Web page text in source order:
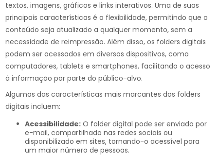
textos, imagens, gráficos e links interativos. Uma de suas
principais características é a flexibilidade, permitindo que o
conteúdo seja atualizado a qualquer momento, sem a
necessidade de reimpressão. Além disso, os folders digitais
podem ser acessados em diversos dispositivos, como
computadores, tablets e smartphones, facilitando o acesso
à informação por parte do público-alvo.
Algumas das características mais marcantes dos folders
digitais incluem:
Acessibilidade: O folder digital pode ser enviado por
e-mail, compartilhado nas redes sociais ou
disponibilizado em sites, tornando-o acessível para
um maior número de pessoas.